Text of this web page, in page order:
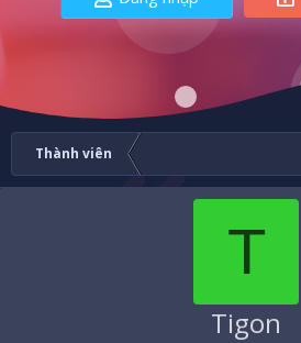
Thành viên
T
Tigon